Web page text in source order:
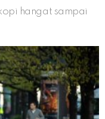
hangat sampai